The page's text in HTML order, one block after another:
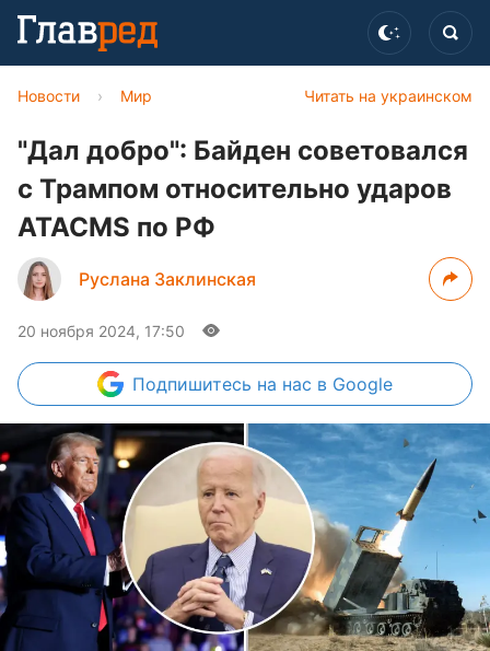
Читать на украинском
Новости › Мир
"Дал добро": Байден советовался
с Трампом относительно ударов
ATACMS по РФ
Руслана Заклинская
20 ноября 2024, 17:50
Подпишитесь на нас в Google